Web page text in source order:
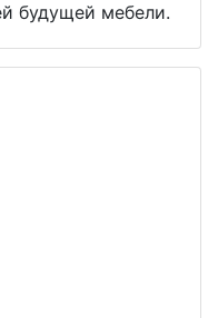
будущей мебели.